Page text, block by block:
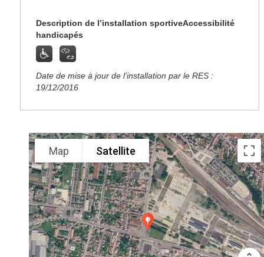
Description de l’installation sportiveAccessibilité
handicapés
Date de mise à jour de l’installation par le RES :
19/12/2016
Map Satellite